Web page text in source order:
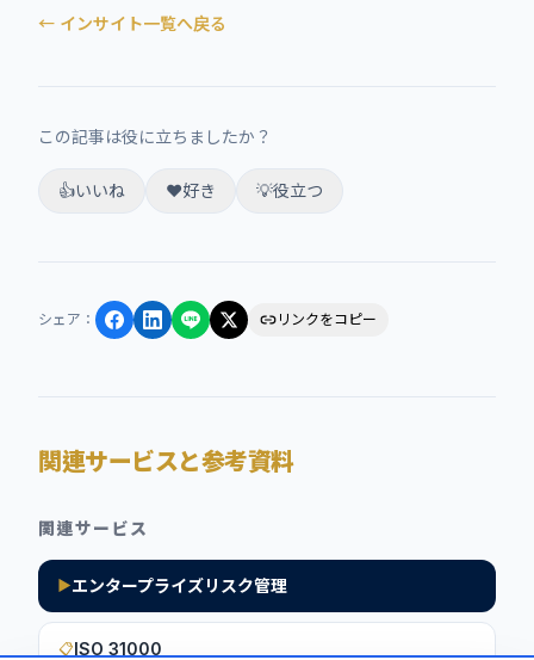
← インサイト一覧へ戻る
この記事は役に立ちましたか？
👍いいね ❤️好き 💡役立つ
シェア ： リンクをコピー
関連サービスと参考資料
関連サービス
▶エンタープライズリスク管理
📋ISO 31000